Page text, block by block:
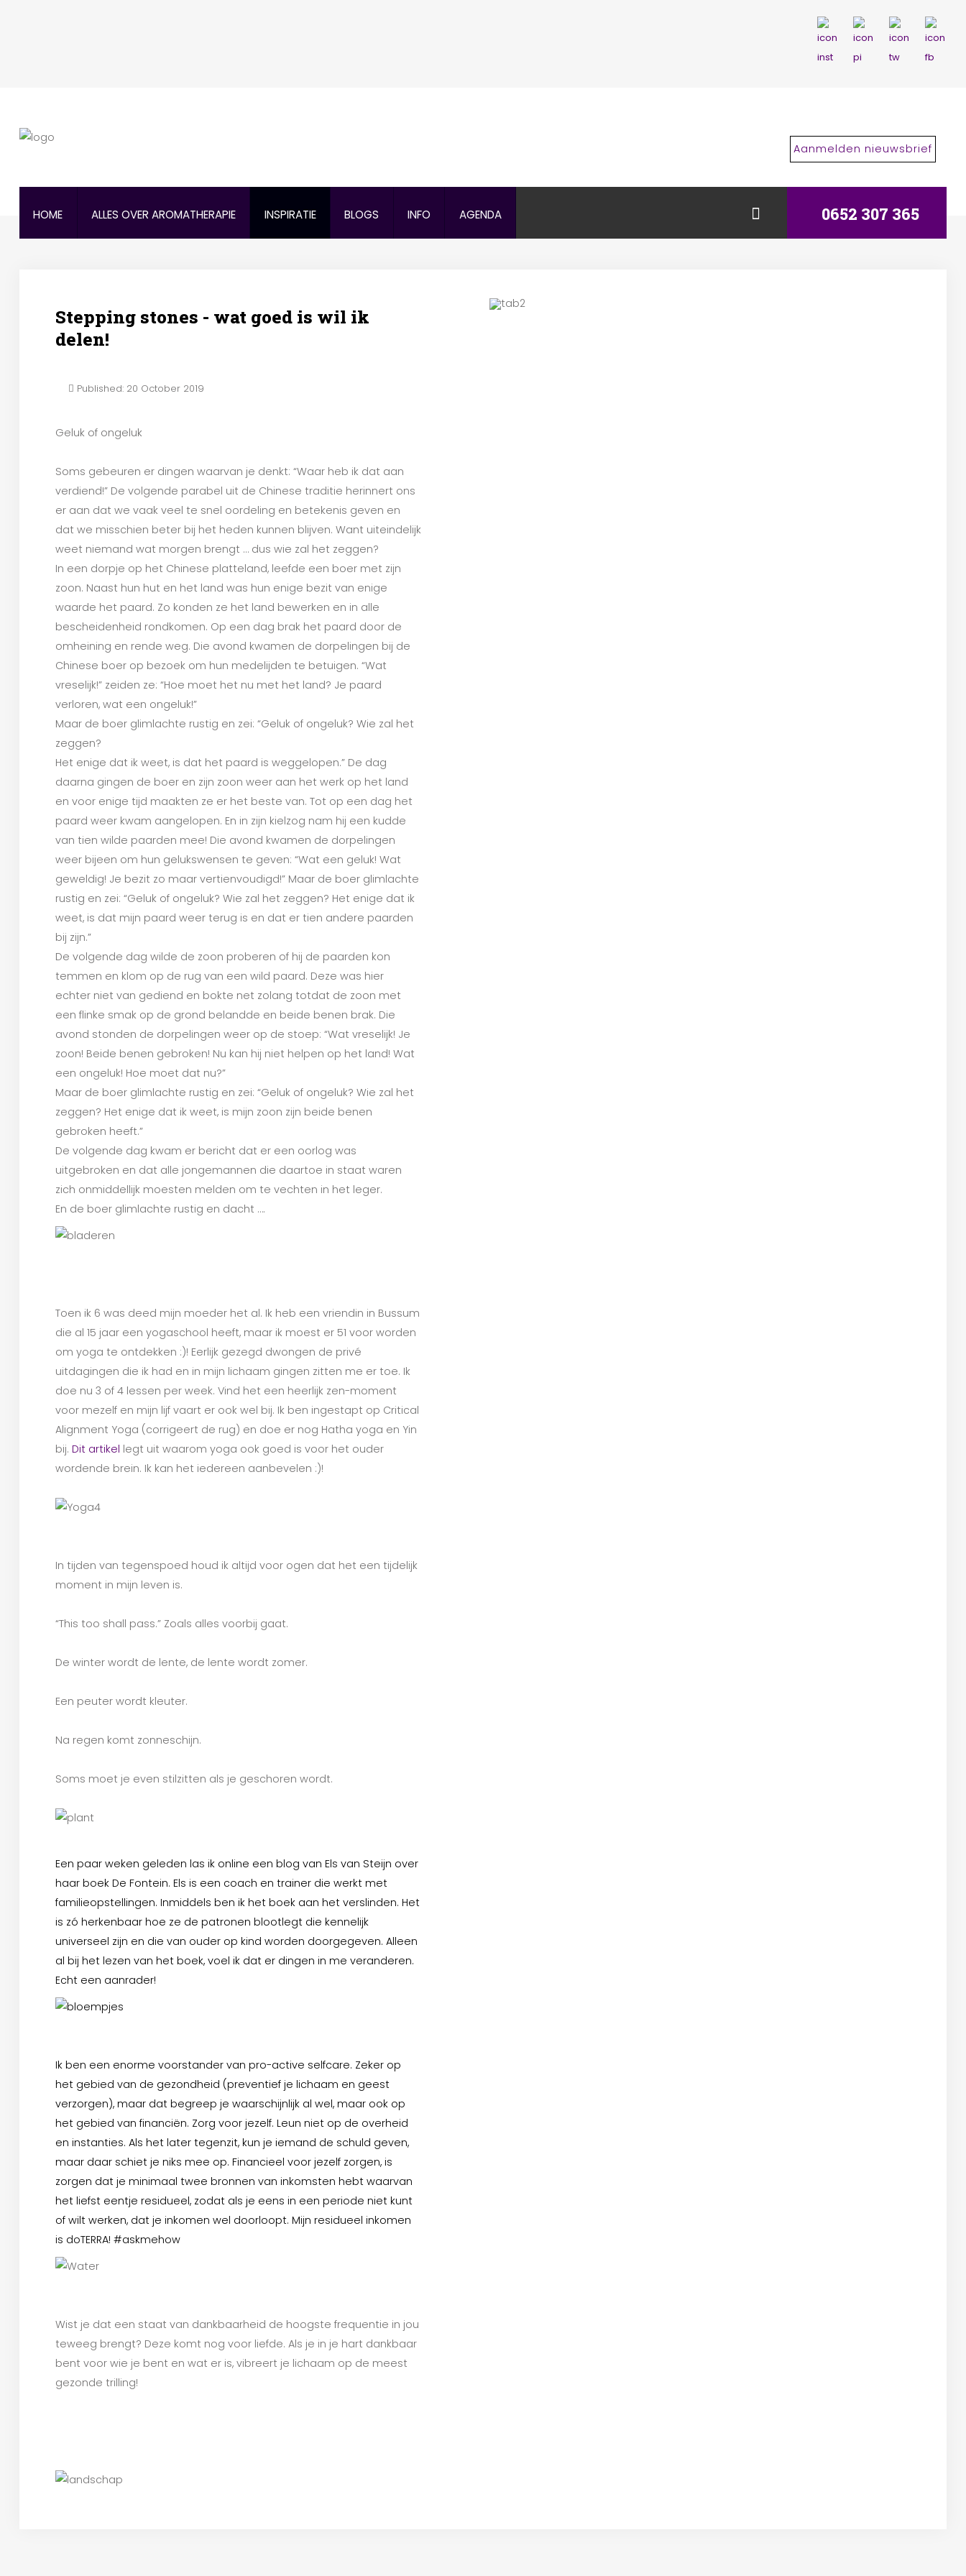
Aanmelden nieuwsbrief
HOME ALLES OVER AROMATHERAPIE INSPIRATIE BLOGS INFO AGENDA 0652 307 365
Stepping stones - wat goed is wil ik
delen!
Published: 20 October 2019
Geluk of ongeluk
Soms gebeuren er dingen waarvan je denkt: “Waar heb ik dat aan
verdiend!” De volgende parabel uit de Chinese traditie herinnert ons
er aan dat we vaak veel te snel oordeling en betekenis geven en
dat we misschien beter bij het heden kunnen blijven. Want uiteindelijk
weet niemand wat morgen brengt … dus wie zal het zeggen?
In een dorpje op het Chinese platteland, leefde een boer met zijn
zoon. Naast hun hut en het land was hun enige bezit van enige
waarde het paard. Zo konden ze het land bewerken en in alle
bescheidenheid rondkomen. Op een dag brak het paard door de
omheining en rende weg. Die avond kwamen de dorpelingen bij de
Chinese boer op bezoek om hun medelijden te betuigen. “Wat
vreselijk!” zeiden ze: “Hoe moet het nu met het land? Je paard
verloren, wat een ongeluk!”
Maar de boer glimlachte rustig en zei: “Geluk of ongeluk? Wie zal het
zeggen?
Het enige dat ik weet, is dat het paard is weggelopen.” De dag
daarna gingen de boer en zijn zoon weer aan het werk op het land
en voor enige tijd maakten ze er het beste van. Tot op een dag het
paard weer kwam aangelopen. En in zijn kielzog nam hij een kudde
van tien wilde paarden mee! Die avond kwamen de dorpelingen
weer bijeen om hun gelukswensen te geven: “Wat een geluk! Wat
geweldig! Je bezit zo maar vertienvoudigd!” Maar de boer glimlachte
rustig en zei: “Geluk of ongeluk? Wie zal het zeggen? Het enige dat ik
weet, is dat mijn paard weer terug is en dat er tien andere paarden
bij zijn.”
De volgende dag wilde de zoon proberen of hij de paarden kon
temmen en klom op de rug van een wild paard. Deze was hier
echter niet van gediend en bokte net zolang totdat de zoon met
een flinke smak op de grond belandde en beide benen brak. Die
avond stonden de dorpelingen weer op de stoep: “Wat vreselijk! Je
zoon! Beide benen gebroken! Nu kan hij niet helpen op het land! Wat
een ongeluk! Hoe moet dat nu?”
Maar de boer glimlachte rustig en zei: “Geluk of ongeluk? Wie zal het
zeggen? Het enige dat ik weet, is mijn zoon zijn beide benen
gebroken heeft.”
De volgende dag kwam er bericht dat er een oorlog was
uitgebroken en dat alle jongemannen die daartoe in staat waren
zich onmiddellijk moesten melden om te vechten in het leger.
En de boer glimlachte rustig en dacht ….
Toen ik 6 was deed mijn moeder het al. Ik heb een vriendin in Bussum
die al 15 jaar een yogaschool heeft, maar ik moest er 51 voor worden
om yoga te ontdekken :)! Eerlijk gezegd dwongen de privé
uitdagingen die ik had en in mijn lichaam gingen zitten me er toe. Ik
doe nu 3 of 4 lessen per week. Vind het een heerlijk zen-moment
voor mezelf en mijn lijf vaart er ook wel bij. Ik ben ingestapt op Critical
Alignment Yoga (corrigeert de rug) en doe er nog Hatha yoga en Yin
bij. Dit artikel legt uit waarom yoga ook goed is voor het ouder
wordende brein. Ik kan het iedereen aanbevelen :)!
In tijden van tegenspoed houd ik altijd voor ogen dat het een tijdelijk
moment in mijn leven is.
“This too shall pass.” Zoals alles voorbij gaat.
De winter wordt de lente, de lente wordt zomer.
Een peuter wordt kleuter.
Na regen komt zonneschijn.
Soms moet je even stilzitten als je geschoren wordt.
Een paar weken geleden las ik online een blog van Els van Steijn over
haar boek De Fontein. Els is een coach en trainer die werkt met
familieopstellingen. Inmiddels ben ik het boek aan het verslinden. Het
is zó herkenbaar hoe ze de patronen blootlegt die kennelijk
universeel zijn en die van ouder op kind worden doorgegeven. Alleen
al bij het lezen van het boek, voel ik dat er dingen in me veranderen.
Echt een aanrader!
Ik ben een enorme voorstander van pro-active selfcare. Zeker op
het gebied van de gezondheid (preventief je lichaam en geest
verzorgen), maar dat begreep je waarschijnlijk al wel, maar ook op
het gebied van financiën. Zorg voor jezelf. Leun niet op de overheid
en instanties. Als het later tegenzit, kun je iemand de schuld geven,
maar daar schiet je niks mee op. Financieel voor jezelf zorgen, is
zorgen dat je minimaal twee bronnen van inkomsten hebt waarvan
het liefst eentje residueel, zodat als je eens in een periode niet kunt
of wilt werken, dat je inkomen wel doorloopt. Mijn residueel inkomen
is doTERRA! #askmehow
Wist je dat een staat van dankbaarheid de hoogste frequentie in jou
teweeg brengt? Deze komt nog voor liefde. Als je in je hart dankbaar
bent voor wie je bent en wat er is, vibreert je lichaam op de meest
gezonde trilling!